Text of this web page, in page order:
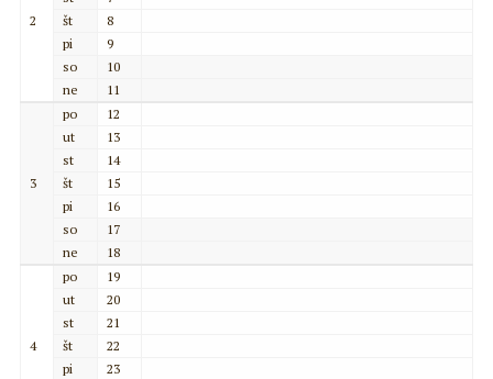
2
št
8
pi
9
so
10
ne
11
3
po
12
ut
13
st
14
št
15
pi
16
so
17
ne
18
4
po
19
ut
20
st
21
št
22
pi
23